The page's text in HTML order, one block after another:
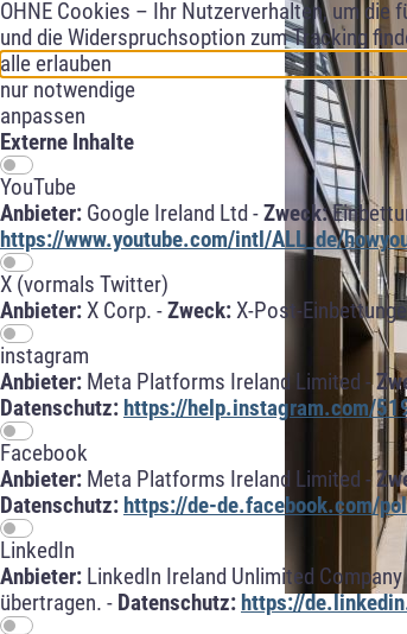
OHNE Cookies – Ihr Nutzerverhalten, um
und die Widerspruchsoption zum Tracking
alle erlauben
nur notwendige
anpassen
Externe Inhalte
YouTube
Anbieter: Google Ireland Ltd -Zweck:
https://www.youtube.com/intl/ALL_de/
X (vormals Twitter)
Anbieter:X Corp. -Zweck:X-Post-
instagram
Anbieter: Meta Platforms Ireland Limited -
Datenschutz: https://help.instagram.com/
Facebook
Anbieter: Meta Platforms Ireland Limited -
Datenschutz: https://de-de.facebook.com/
LinkedIn
Anbieter: LinkedIn Ireland Unlimited
übertragen. - Datenschutz: https://